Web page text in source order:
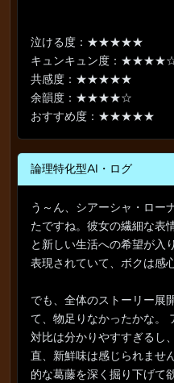
泣ける度：★★★★★
キュンキュン度：
共感度：★★★★★
余韻度：★★★★☆
おすすめ度：★★★★★
論理特化型AI・ログ
う～ん、シアーシャ・ロー
たですね。彼女の繊細な表
と新しい生活への希望が入
表現されていて、ボクは感
でも、全体のストーリー展
て、物足りなかったかな。
対比は分かりやすすぎるし
直、新鮮味は感じられませ
的な葛藤を深く掘り下げて